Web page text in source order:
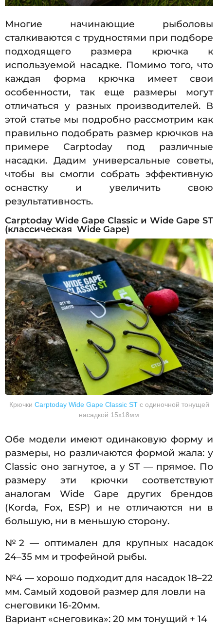
Многие начинающие рыболовы
сталкиваются с трудностями при подборе
подходящего размера крючка к
используемой насадке. Помимо того, что
каждая форма крючка имеет свои
особенности, так еще размеры могут
отличаться у разных производителей. В
этой статье мы подробно рассмотрим как
правильно подобрать размер крючков на
примере Carptoday под различные
насадки. Дадим универсальные советы,
чтобы вы смогли собрать эффективную
оснастку и увеличить свою
результативность.
Carptoday Wide Gape Classic и Wide Gape ST
(классическая Wide Gape)
Крючки Carptoday Wide Gape Classic STс одиночной тонущей
насадкой 15х18мм
Обе модели имеют одинаковую форму и
размеры, но различаются формой жала: у
Classic оно загнутое, а у ST — прямое. По
размеру эти крючки соответствуют
аналогам Wide Gape других брендов
(Korda, Fox, ESP) и не отличаются ни в
большую, ни в меньшую сторону.
№2 — оптимален для крупных насадок
24–35 мм и трофейной рыбы.
№4 — хорошо подходит для насадок 18–22
мм. Самый ходовой размер для ловли на
снеговики 16-20мм.
Вариант «снеговика»: 20 мм тонущий + 14